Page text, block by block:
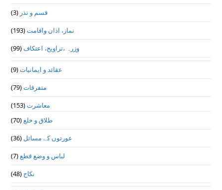
قسم و نذر (3)
نماز، اذان واقامت(193)
وزرہ ،تراويح، اعتكاف(99)
عقائد و ایمانیات(9)
متفرقات(79)
معاشرت(153)
طلاق و خلع(70)
عورتوں کے مسائل (36)
لباس و وضع قطع(7)
نکاح (48)